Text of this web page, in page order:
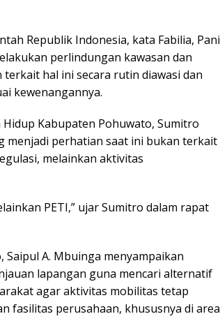
Republik Indonesia, kata Fabilia, Pani
perlindungan kawasan dan
hal ini secara rutin diawasi dan
kewenangannya.
Kabupaten Pohuwato, Sumitro
menjadi perhatian saat ini bukan terkait
melainkan aktivitas
PETI,” ujar Sumitro dalam rapat
A. Mbuinga menyampaikan
lapangan guna mencari alternatif
agar aktivitas mobilitas tetap
fasilitas perusahaan, khususnya di area